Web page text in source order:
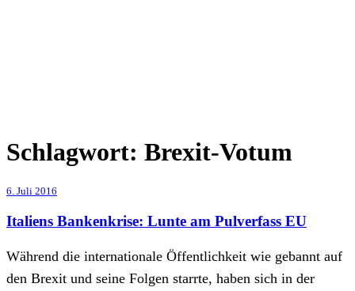
Schlagwort: Brexit-Votum
6. Juli 2016
Italiens Bankenkrise: Lunte am Pulverfass EU
Während die internationale Öffentlichkeit wie gebannt auf
den Brexit und seine Folgen starrte, haben sich in der